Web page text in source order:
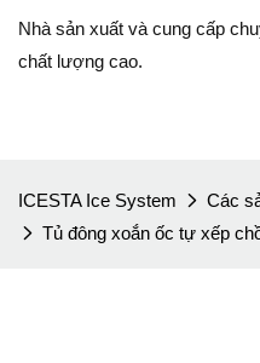
Nhà sản xuất và cung cấp
chất lượng cao.
ICESTA Ice System Các
Tủ đông xoắn ốc tự xếp